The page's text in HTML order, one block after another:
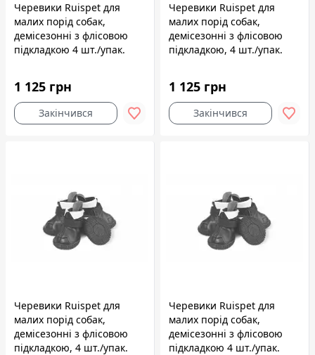
Черевики Ruispet для
малих порід собак,
демісезонні з флісовою
підкладкою 4 шт./упак.
1 125 грн
Закінчився
Черевики Ruispet для
малих порід собак,
демісезонні з флісовою
підкладкою, 4 шт./упак.
1 125 грн
Закінчився
Черевики Ruispet для
малих порід собак,
демісезонні з флісовою
підкладкою, 4 шт./упак.
Черевики Ruispet для
малих порід собак,
демісезонні з флісовою
підкладкою 4 шт./упак.